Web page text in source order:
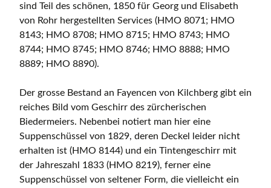
sind Teil des schönen, 1850 für Georg und Elisabeth
von Rohr hergestellten Services (HMO 8071; HMO
8143; HMO 8708; HMO 8715; HMO 8743; HMO
8744; HMO 8745; HMO 8746; HMO 8888; HMO
8889; HMO 8890).
Der grosse Bestand an Fayencen von Kilchberg gibt ein
reiches Bild vom Geschirr des zürcherischen
Biedermeiers. Nebenbei notiert man hier eine
Suppenschüssel von 1829, deren Deckel leider nicht
erhalten ist (HMO 8144) und ein Tintengeschirr mit
der Jahreszahl 1833 (HMO 8219), ferner eine
Suppenschüssel von seltener Form, die vielleicht ein